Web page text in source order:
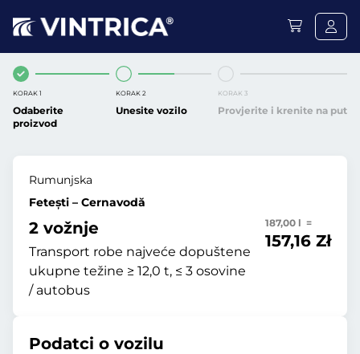
KORAK 1
Odaberite
proizvod
KORAK 2
Unesite vozilo
KORAK 3
Provjerite i krenite na put
Rumunjska
Fetești – Cernavodă
2 vožnje
Transport robe najveće dopuštene
ukupne težine ≥ 12,0 t, ≤ 3 osovine
/ autobus
187,00 l =
157,16 Zł
Podatci o vozilu